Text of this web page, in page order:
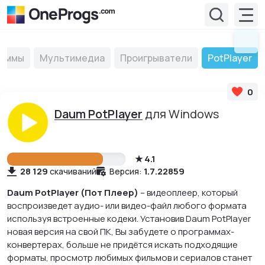
Мультимедиа Проигрыватели PotPlayer
Daum PotPlayer для Windows
0
4.1
28 129 скачиваний Версия: 1.7.22859
Daum PotPlayer (Пот Плеер) – видеоплеер, который
воспроизведет аудио- или видео-файл любого формата
используя встроенные кодеки. Установив Daum PotPlayer
новая версия на свой ПК, Вы забудете о программах-
конвертерах, больше не придётся искать подходящие
форматы, просмотр любимых фильмов и сериалов станет